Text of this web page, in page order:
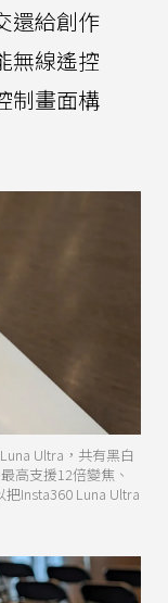
還給創作
無線遙控
制畫面構
Ultra，共有黑白
高支援12倍變焦、
Insta360 Luna Ultra